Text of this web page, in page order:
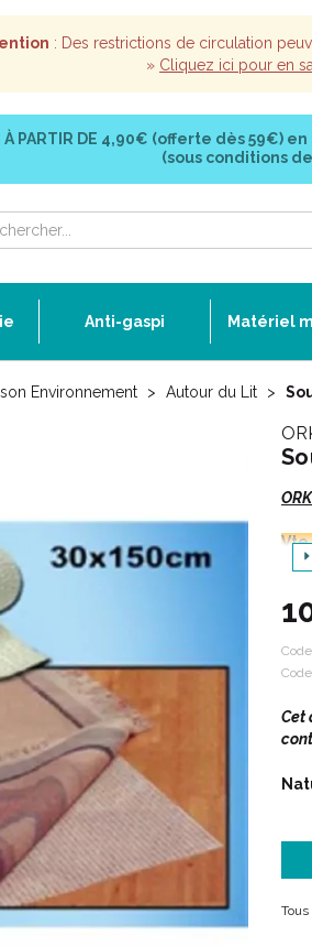
: Des restrictions de circulation
» Cliquez ici pour en
PARTIR DE 4,90€ (offerte dès 59€) en
(sous conditions
Anti-gaspi Matériel
Environnement Autour du Lit
Ce
Cet